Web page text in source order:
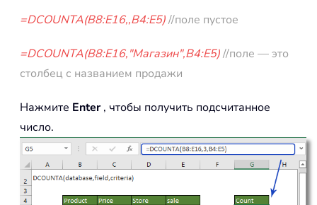
=DCOUNTA(B8:E16,,B4:E5)//поле пустое
=DCOUNTA(B8:E16,"Магазин",B4:E5)//поле — это
столбец с названием продажи
Нажмите Enter, чтобы получить подсчитанное
число.